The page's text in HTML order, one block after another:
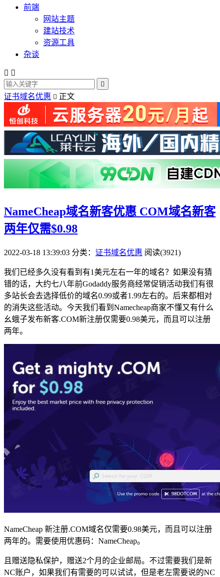
前端
网站主题
建站技术
资源工具
杂谈
 

证书域名优惠  正文
NameCheap域名新客优惠 COM域名新客
两年仅需$0.98
2022-03-18 13:39:03 分类： 证书域名优惠 阅读(3921)
我们已经多久没有看到有1美元左右一年的域名？如果没有猜
错的话，大约七八年前Godaddy服务商经常促销活动我们有很
多站长会去选择低价的域名0.99或者1.99左右的。后来都相对
的消失这些活动。今天我们看到Namecheap商家不懂又有什么
幺蛾子发布新客.COM新注册仅需要0.98美元，而且可以注册
两年。
NameCheap 新注册.COM域名仅需要0.98美元，而且可以注册
两年的。需要使用优惠码： NameCheap。
且赠送隐私保护，赠送2个月的企业邮局。不过需要我们是新
NC账户，如果我们有需要的可以试试，但是老左需要说的NC